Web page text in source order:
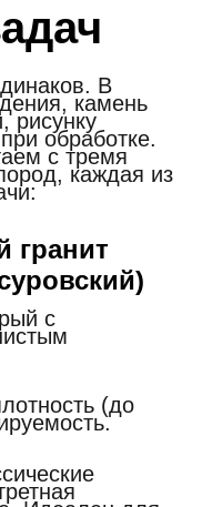
В
камень
рисунку
обработке.
с тремя
каждая из
гранит
с
(до